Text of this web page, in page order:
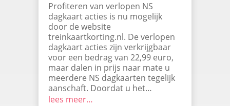
Profiteren van verlopen NS
dagkaart acties is nu mogelijk
door de website
treinkaartkorting.nl. De verlopen
dagkaart acties zijn verkrijgbaar
voor een bedrag van 22,99 euro,
maar dalen in prijs naar mate u
meerdere NS dagkaarten tegelijk
aanschaft. Doordat u het…
lees meer…